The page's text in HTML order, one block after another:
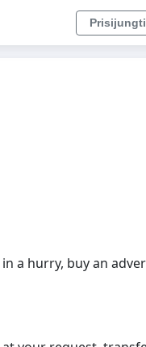
Prisijungti
a hurry, buy an